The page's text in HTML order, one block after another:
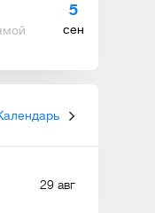
5
сен
29 авг